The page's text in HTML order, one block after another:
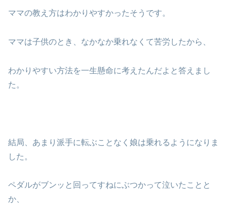
ママの教え方はわかりやすかったそうです。
ママは子供のとき、なかなか乗れなくて苦労したから、
わかりやすい方法を一生懸命に考えたんだよと答えまし
た。
結局、あまり派手に転ぶことなく娘は乗れるようになりま
した。
ペダルがブンッと回ってすねにぶつかって泣いたことと
か、